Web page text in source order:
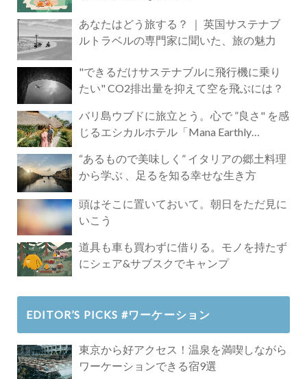
あなたはどう旅する？ ｜ 英国サステナブ
ルトラベルの専門家に聞いた、旅の魅力
"できるだけサステナブルに飛行機に乗り
たい" CO2排出量を抑えて空を飛ぶには？
バリ島ウブドに旅立とう。心で ”良さ" を感
じるエシカルホテル「Mana Earthly
“あるもので美味しく” イタリアの郷土料理
から学ぶ 、足るを知る幸せな生き方
頭はそこに置いておいて。朝日をただ見に
いこう
道具も車も買わずに借りる。モノを持たず
にシェア&サブスクでキャンプ
EDITOR’S PICKS #ワーケーション
東京から好アクセス！温泉を満喫しながら
ワーケーションできる宿9選